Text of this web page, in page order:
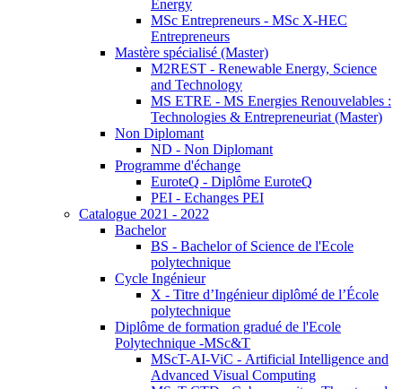
Energy
MSc Entrepreneurs - MSc X-HEC
Entrepreneurs
Mastère spécialisé (Master)
M2REST - Renewable Energy, Science
and Technology
MS ETRE - MS Energies Renouvelables :
Technologies & Entrepreneuriat (Master)
Non Diplomant
ND - Non Diplomant
Programme d'échange
EuroteQ - Diplôme EuroteQ
PEI - Echanges PEI
Catalogue 2021 - 2022
Bachelor
BS - Bachelor of Science de l'Ecole
polytechnique
Cycle Ingénieur
X - Titre d’Ingénieur diplômé de l’École
polytechnique
Diplôme de formation gradué de l'Ecole
Polytechnique -MSc&T
MScT-AI-ViC - Artificial Intelligence and
Advanced Visual Computing